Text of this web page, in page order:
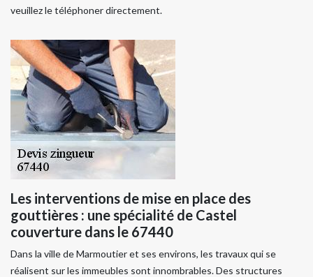
veuillez le téléphoner directement.
Les interventions de mise en place des
gouttières : une spécialité de Castel
couverture dans le 67440
Dans la ville de Marmoutier et ses environs, les travaux qui se
réalisent sur les immeubles sont innombrables. Des structures